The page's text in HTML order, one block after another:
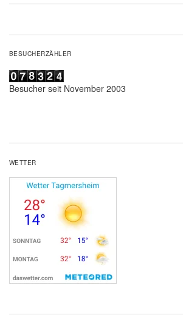
BESUCHERZÄHLER
Besucher seit November 2003
WETTER